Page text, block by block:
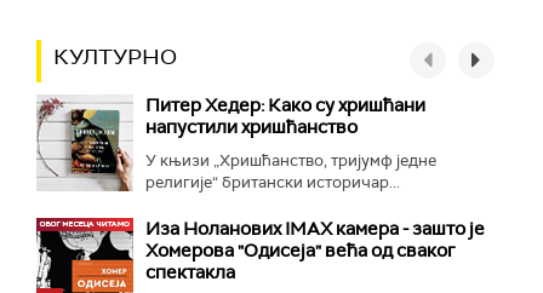
КУЛТУРНО
Питер Хедер: Како су хришћани
напустили хришћанство
У књизи „Хришћанство, тријумф једне
религије“ британски историчар...
Иза Ноланових IMAX камера - зашто је
Хомерова "Одисеја" већа од сваког
спектакла